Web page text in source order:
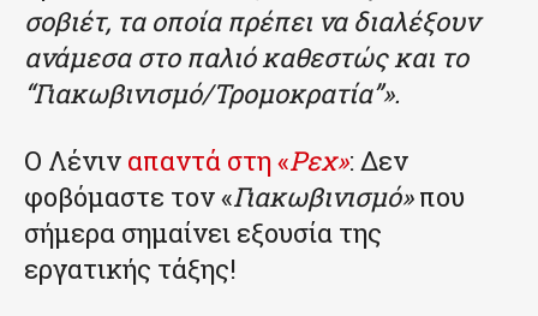
σοβιέτ, τα οποία πρέπει να διαλέξουν
ανάμεσα στο παλιό καθεστώς και το
“Γιακωβινισμό/Τρομοκρατία”».
Ο Λένιν απαντά στη «Ρεχ»: Δεν
φοβόμαστε τον «Γιακωβινισμό»που
σήμερα σημαίνει εξουσία της
εργατικής τάξης!